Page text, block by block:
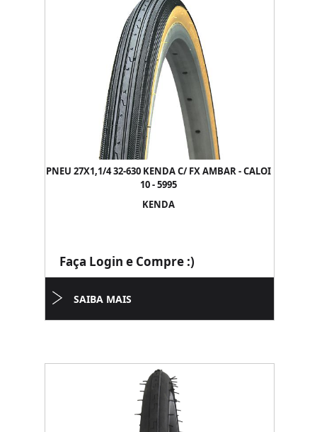
PNEU 27X1,1/4 32-630 KENDA C/ FX AMBAR - CALOI
10 - 5995
KENDA
Faça Login e Compre :)
SAIBA MAIS